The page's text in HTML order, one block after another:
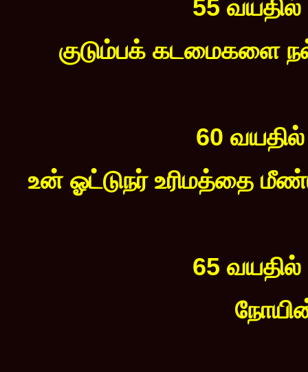
55
குடும்பக் கடமைகளை
60
உன் ஓட்டுநர் உரிமத்தை
65